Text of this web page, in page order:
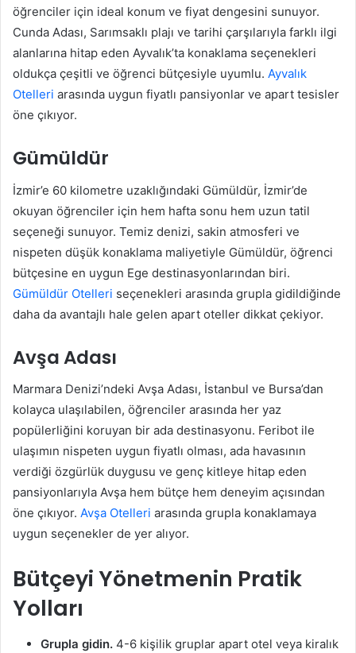
öğrenciler için ideal konum ve fiyat dengesini sunuyor.
Cunda Adası, Sarımsaklı plajı ve tarihi çarşılarıyla farklı ilgi
alanlarına hitap eden Ayvalık’ta konaklama seçenekleri
oldukça çeşitli ve öğrenci bütçesiyle uyumlu. Ayvalık
Otelleri arasında uygun fiyatlı pansiyonlar ve apart tesisler
öne çıkıyor.
Gümüldür
İzmir’e 60 kilometre uzaklığındaki Gümüldür, İzmir’de
okuyan öğrenciler için hem hafta sonu hem uzun tatil
seçeneği sunuyor. Temiz denizi, sakin atmosferi ve
nispeten düşük konaklama maliyetiyle Gümüldür, öğrenci
bütçesine en uygun Ege destinasyonlarından biri.
Gümüldür Otelleri seçenekleri arasında grupla gidildiğinde
daha da avantajlı hale gelen apart oteller dikkat çekiyor.
Avşa Adası
Marmara Denizi’ndeki Avşa Adası, İstanbul ve Bursa’dan
kolayca ulaşılabilen, öğrenciler arasında her yaz
popülerliğini koruyan bir ada destinasyonu. Feribot ile
ulaşımın nispeten uygun fiyatlı olması, ada havasının
verdiği özgürlük duygusu ve genç kitleye hitap eden
pansiyonlarıyla Avşa hem bütçe hem deneyim açısından
öne çıkıyor. Avşa Otelleri arasında grupla konaklamaya
uygun seçenekler de yer alıyor.
Bütçeyi Yönetmenin Pratik
Yolları
Grupla gidin. 4-6 kişilik gruplar apart otel veya kiralık